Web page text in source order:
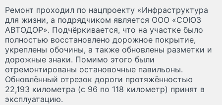
Ремонт проходил по нацпроекту «Инфраструктура
для жизни, а подрядчиком является ООО «СОЮЗ
АВТОДОР». Подчёркивается, что на участке было
полностью восстановлено дорожное покрытие,
укреплены обочины, а также обновлены разметки и
дорожные знаки. Помимо этого были
отремонтированы остановочные павильоны.
Обновлённый отрезок дороги протяжённостью
22,193 километра (с 96 по 118 километр) принят в
эксплуатацию.